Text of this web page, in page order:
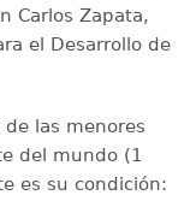
Carlos Zapata,
el Desarrollo de
las menores
del mundo (1
es su condición: